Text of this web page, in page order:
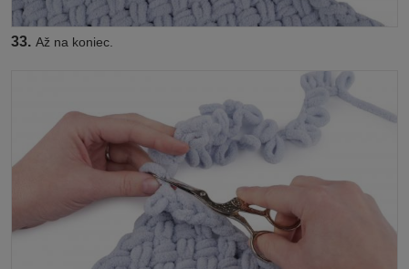
33. Až na koniec.